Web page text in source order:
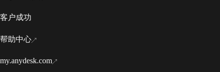
客户成功
帮助中心
my.anydesk.com